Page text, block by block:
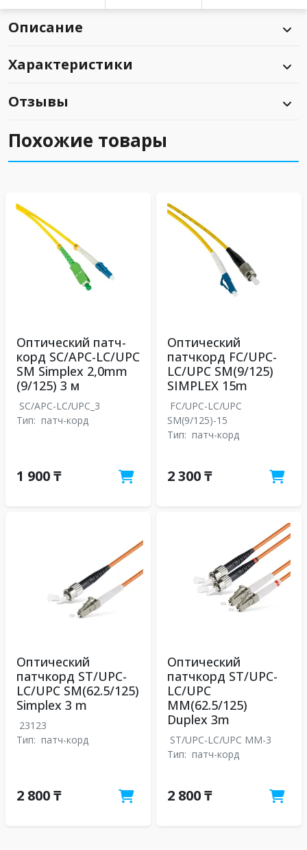
Описание
Характеристики
Отзывы
Похожие товары
Оптический патч-
корд SC/APC-LC/UPC
SM Simplex 2,0mm
(9/125) 3 м
SC/APC-LC/UPC_3
Тип: патч-корд
1 900 ₸
Оптический
патчкорд FC/UPC-
LC/UPC SM(9/125)
SIMPLEX 15m
FC/UPC-LC/UPC
SM(9/125)-15
Тип: патч-корд
2 300 ₸
Оптический
патчкорд ST/UPC-
LC/UPC SM(62.5/125)
Simplex 3 m
23123
Тип: патч-корд
2 800 ₸
Оптический
патчкорд ST/UPC-
LC/UPC
MM(62.5/125)
Duplex 3m
ST/UPC-LC/UPC MM-3
Тип: патч-корд
2 800 ₸